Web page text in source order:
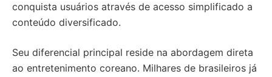
conquista usuários através de acesso simplificado a
conteúdo diversificado.
Seu diferencial principal reside na abordagem direta
ao entretenimento coreano. Milhares de brasileiros já